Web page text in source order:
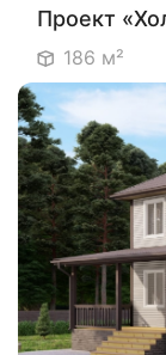
Проект
186 м²